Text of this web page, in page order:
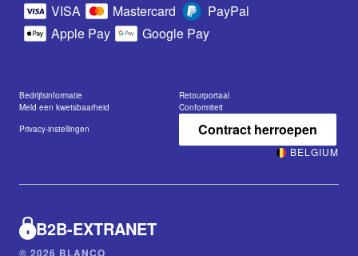
VISA
Mastercard
PayPal
Apple Pay
Google Pay
Bedrijfsinformatie
Retourportaal
Meld een kwetsbaarheid
Conformiteit
Privacy-instellingen
Contract herroepen
BELGIUM
B2B-EXTRANET
© 2026 BLANCO